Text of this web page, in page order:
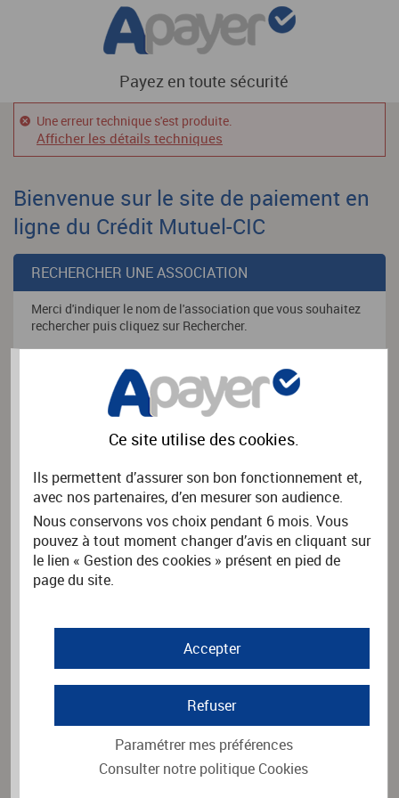
Payez en toute sécurité
Une erreur technique s'est produite.
Afficher les détails techniques
Bienvenue sur le site de paiement en
ligne du Crédit Mutuel-CIC
RECHERCHER UNE ASSOCIATION
Merci d'indiquer le nom de l'association que vous souhaitez
rechercher puis cliquez sur Rechercher.
PAYER UNE FACTURE
Vous souhaitez payer une facture.
Merci d'indiquer le nom de l'organisme émetteur de la facture
puis cliquez sur Rechercher.
Ce site utilise descookies.
Ils permettent d’assurer son bon fonctionnement et,
avec nos partenaires, d’en mesurer son audience.
Nous conservons vos choix pendant 6 mois. Vous
pouvez à tout moment changer d’avis en cliquant sur
le lien « Gestion des cookies » présent en pied de
page du site.
Accepter
Refuser
Paramétrer mes préférences
Consulter notre politique Cookies